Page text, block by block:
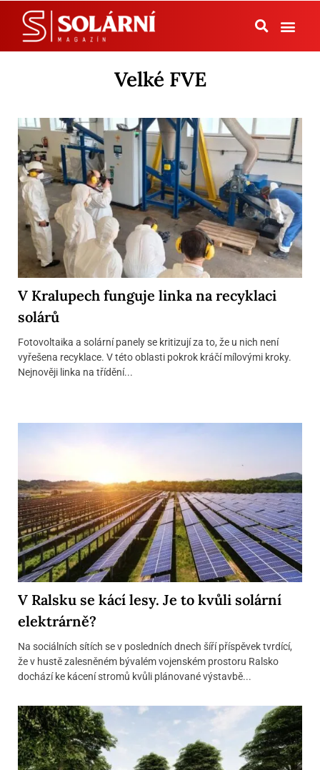
Velké FVE
V Kralupech funguje linka na recyklaci
solárů
Fotovoltaika a solární panely se kritizují za to, že u nich není
vyřešena recyklace. V této oblasti pokrok kráčí mílovými kroky.
Nejnověji linka na třídění...
V Ralsku se kácí lesy. Je to kvůli solární
elektrárně?
Na sociálních sítích se v posledních dnech šíří příspěvek tvrdící,
že v hustě zalesněném bývalém vojenském prostoru Ralsko
dochází ke kácení stromů kvůli plánované výstavbě...